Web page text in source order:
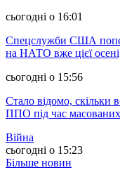
сьогодні о 16:01
Спецслужби США
на НАТО вже цієї
сьогодні о 15:56
Стало відомо, скільки
ППО під час
Війна
сьогодні о 15:23
Більше новин